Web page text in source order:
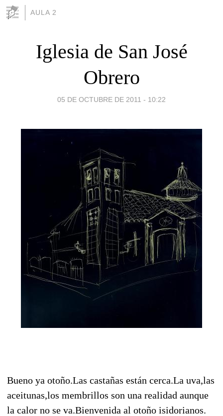
AULA 2
Iglesia de San José
Obrero
05 DE OCTUBRE DE 2011 - 10:22
Bueno ya otoño.Las castañas están cerca.La uva,las
aceitunas,los membrillos son una realidad aunque
la calor no se va.Bienvenida al otoño isidorianos.